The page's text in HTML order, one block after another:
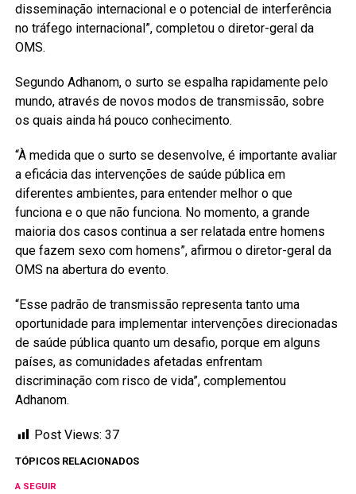
disseminação internacional e o potencial de interferência
no tráfego internacional”, completou o diretor-geral da
OMS.
Segundo Adhanom, o surto se espalha rapidamente pelo
mundo, através de novos modos de transmissão, sobre
os quais ainda há pouco conhecimento.
“À medida que o surto se desenvolve, é importante avaliar
a eficácia das intervenções de saúde pública em
diferentes ambientes, para entender melhor o que
funciona e o que não funciona. No momento, a grande
maioria dos casos continua a ser relatada entre homens
que fazem sexo com homens”, afirmou o diretor-geral da
OMS na abertura do evento.
“Esse padrão de transmissão representa tanto uma
oportunidade para implementar intervenções direcionadas
de saúde pública quanto um desafio, porque em alguns
países, as comunidades afetadas enfrentam
discriminação com risco de vida”, complementou
Adhanom.
Post Views: 37
TÓPICOS RELACIONADOS
A SEGUIR